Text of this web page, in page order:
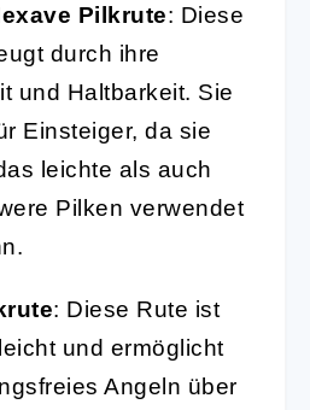
Pilkrute: Diese
durch ihre
und Haltbarkeit. Sie
Einsteiger, da sie
leichte als auch
Pilken verwendet
: Diese Rute ist
und ermöglicht
Angeln über